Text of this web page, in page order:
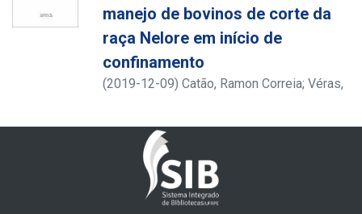
manejo de bovinos de corte da
raça Nelore em início de
confinamento
(2019-12-09) Catão, Ramon Correia; Véras,
http://lattes.cnpq.br/8611155810158567